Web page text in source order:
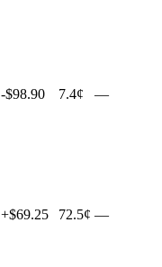
-$98.90 7.4¢ —
+$69.25 72.5¢ —